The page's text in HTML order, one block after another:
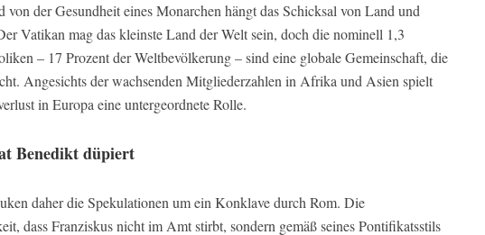
von der Gesundheit eines Monarchen hängt das Schicksal von Land und
Vatikan mag das kleinste Land der Welt sein, doch die nominell 1,3
– 17 Prozent der Weltbevölkerung – sind eine globale Gemeinschaft, die
Angesichts der wachsenden Mitgliederzahlen in Afrika und Asien spielt
in Europa eine untergeordnete Rolle.
Benedikt düpiert
daher die Spekulationen um ein Konklave durch Rom. Die
dass Franziskus nicht im Amt stirbt, sondern gemäß seines Pontifikatsstils